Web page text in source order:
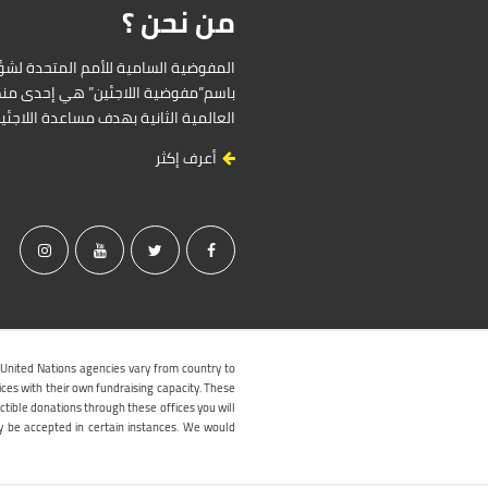
من نحن ؟
باسم”مفوضية اللاجئين” هي إحدى
العالمية الثانية بهدف مساعدة
أعرف إكثر
Nations agencies vary from country to
with their own fundraising capacity. These
donations through these offices you will
accepted in certain instances. We would